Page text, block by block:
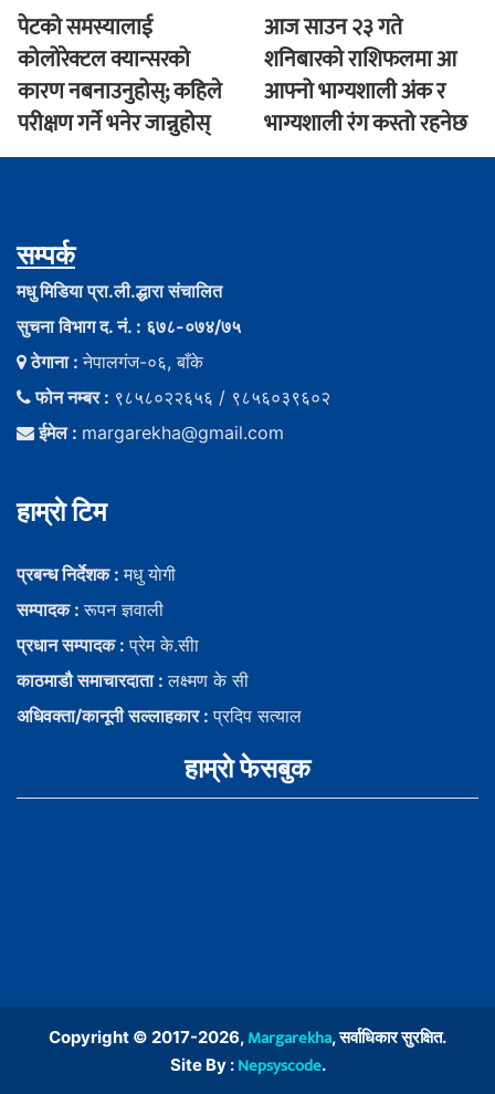
पेटको समस्यालाई
कोलोरेक्टल क्यान्सरको
कारण नबनाउनुहोस्; कहिले
परीक्षण गर्ने भनेर जान्नुहोस्
आज साउन २३ गते
शनिबारकाे राशिफलमा आ
आफ्नो भाग्यशाली अंक र
भाग्यशाली रंग कस्तो रहनेछ
सम्पर्क
मधु मिडिया प्रा.ली.द्धारा संचालित
सुचना विभाग द. नं. : ६७८-०७४/७५
ठेगाना :नेपालगंज-०६, बाँके
फोन नम्बर : ९८५८०२२६५६ / ९८५६०३९६०२
ईमेल : margarekha@gmail.com
हाम्राे टिम
प्रबन्ध निर्देशक :मधु याेगी
सम्पादक :रूपन ज्ञवाली
प्रधान सम्पादक :प्रेम के.सीा
काठमाडौ समाचारदाता :लक्ष्मण के सी
अधिवक्ता/कानूनी सल्लाहकार :प्रदिप सत्याल
हाम्राे फेसबुक
Copyright © 2017-2026, Margarekha, सर्वाधिकार सुरक्षित.
Site By : Nepsyscode.